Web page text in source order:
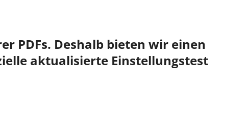
PDFs. Deshalb bieten wir einen
aktualisierte Einstellungstest